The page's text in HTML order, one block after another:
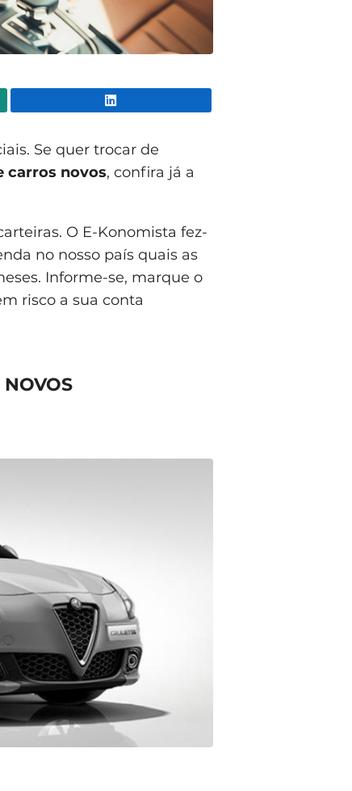
Se quer trocar de
carros novos, confira já a
O E-Konomista fez-
no nosso país quais as
Informe-se, marque o
risco a sua conta
NOVOS